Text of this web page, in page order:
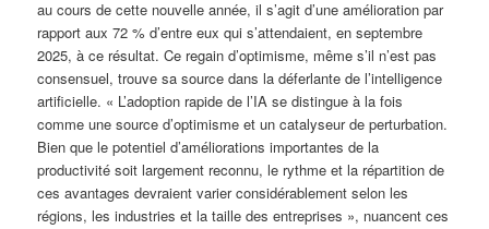
au cours de cette nouvelle année, il s’agit d’une amélioration par
rapport aux 72 % d’entre eux qui s’attendaient, en septembre
2025, à ce résultat. Ce regain d’optimisme, même s’il n’est pas
consensuel, trouve sa source dans la déferlante de l’intelligence
artificielle. « L’adoption rapide de l’IA se distingue à la fois
comme une source d’optimisme et un catalyseur de perturbation.
Bien que le potentiel d’améliorations importantes de la
productivité soit largement reconnu, le rythme et la répartition de
ces avantages devraient varier considérablement selon les
régions, les industries et la taille des entreprises », nuancent ces